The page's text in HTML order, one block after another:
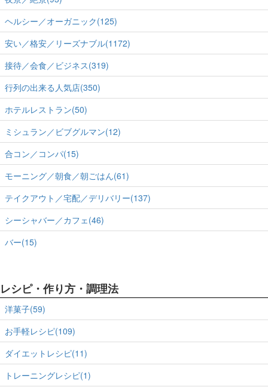
ヘルシー／オーガニック(125)
安い／格安／リーズナブル(1172)
接待／会食／ビジネス(319)
行列の出来る人気店(350)
ホテルレストラン(50)
ミシュラン／ビブグルマン(12)
合コン／コンパ(15)
モーニング／朝食／朝ごはん(61)
テイクアウト／宅配／デリバリー(137)
シーシャバー／カフェ(46)
バー(15)
レシピ・作り方・調理法
洋菓子(59)
お手軽レシピ(109)
ダイエットレシピ(11)
トレーニングレシピ(1)